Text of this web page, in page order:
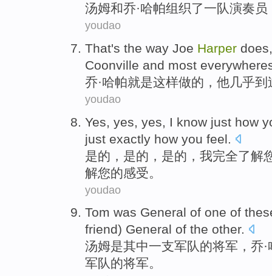
汤姆和乔·哈帕组织了一队演奏员
youdao
That's the way Joe Harper does
Coonville and most
乔·哈帕就是这样做的， 他几乎到
youdao
Yes , yes, yes, I know just how
just exactly how you feel.
是的 ，是的，是的， 我完全了解
解您的感受。
youdao
Tom was General of one of
friend) General of the other.
汤姆是其中一支军队的将军 ， 乔·
军队的将军。